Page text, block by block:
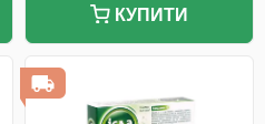
КУПИТИ